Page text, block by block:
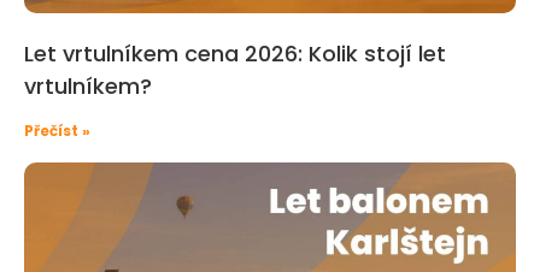
Let vrtulníkem cena 2026: Kolik stojí let
vrtulníkem?
Přečíst »